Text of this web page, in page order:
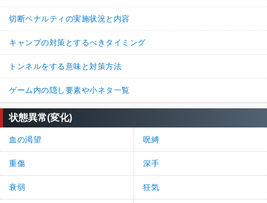
切断ペナルティの実施状況と内容
キャンプの対策とするべきタイミング
トンネルをする意味と対策方法
ゲーム内の隠し要素や小ネタ一覧
状態異常(変化)
血の渇望 呪縛
重傷 深手
衰弱 狂気